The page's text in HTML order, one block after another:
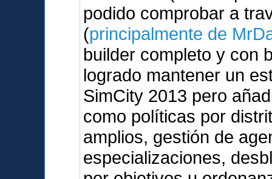
podido comprobar a
(principalmente de
builder completo y con
logrado mantener un
SimCity 2013 pero
como políticas por
amplios, gestión de
especializaciones,